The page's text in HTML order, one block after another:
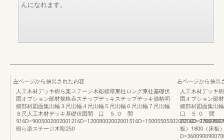
んになれます。
左ページから抽出された内容
人工木材デッキ樹ら楽ステージ木彫標準束柱ロング束柱基礎伏
図オプション部材規格表ステップデッキステップデッキ価格明
細部材図面集出幅３尺出幅４尺出幅５尺出幅６尺出幅７尺出幅
８尺人工木材デッキ基礎伏図間 口 ５.０ 間
樹ら楽ステージ木彫250
右ページから抽出
人工木材デッキ
図オプション部
細部材図面集出
口 ５.０ 間
板）1800（床板